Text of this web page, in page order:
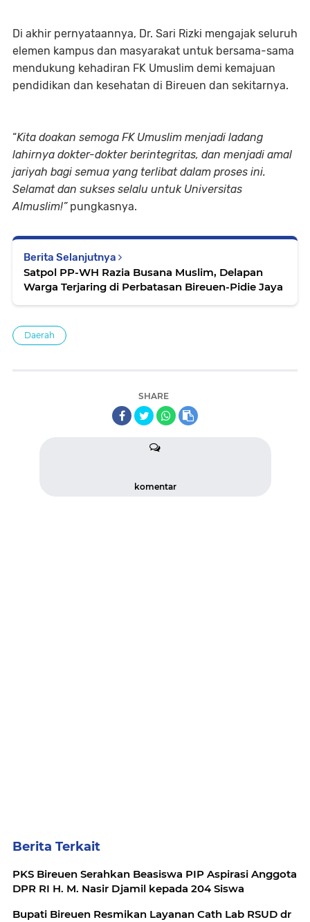
Di akhir pernyataannya, Dr. Sari Rizki mengajak seluruh
elemen kampus dan masyarakat untuk bersama-sama
mendukung kehadiran FK Umuslim demi kemajuan
pendidikan dan kesehatan di Bireuen dan sekitarnya.
“Kita doakan semoga FK Umuslim menjadi ladang
lahirnya dokter-dokter berintegritas, dan menjadi amal
jariyah bagi semua yang terlibat dalam proses ini.
Selamat dan sukses selalu untuk Universitas
Almuslim!”pungkasnya.
Berita Selanjutnya
Satpol PP-WH Razia Busana Muslim, Delapan
Warga Terjaring di Perbatasan Bireuen-Pidie Jaya
Daerah
SHARE
komentar
Berita Terkait
PKS Bireuen Serahkan Beasiswa PIP Aspirasi Anggota
DPR RI H. M. Nasir Djamil kepada 204 Siswa
Bupati Bireuen Resmikan Layanan Cath Lab RSUD dr